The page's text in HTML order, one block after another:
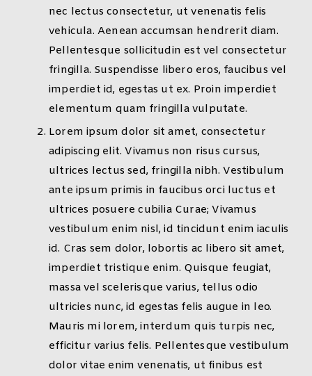
nec lectus consectetur, ut venenatis felis
vehicula. Aenean accumsan hendrerit diam.
Pellentesque sollicitudin est vel consectetur
fringilla. Suspendisse libero eros, faucibus vel
imperdiet id, egestas ut ex. Proin imperdiet
elementum quam fringilla vulputate.
Lorem ipsum dolor sit amet, consectetur
adipiscing elit. Vivamus non risus cursus,
ultrices lectus sed, fringilla nibh. Vestibulum
ante ipsum primis in faucibus orci luctus et
ultrices posuere cubilia Curae; Vivamus
vestibulum enim nisl, id tincidunt enim iaculis
id. Cras sem dolor, lobortis ac libero sit amet,
imperdiet tristique enim. Quisque feugiat,
massa vel scelerisque varius, tellus odio
ultricies nunc, id egestas felis augue in leo.
Mauris mi lorem, interdum quis turpis nec,
efficitur varius felis. Pellentesque vestibulum
dolor vitae enim venenatis, ut finibus est